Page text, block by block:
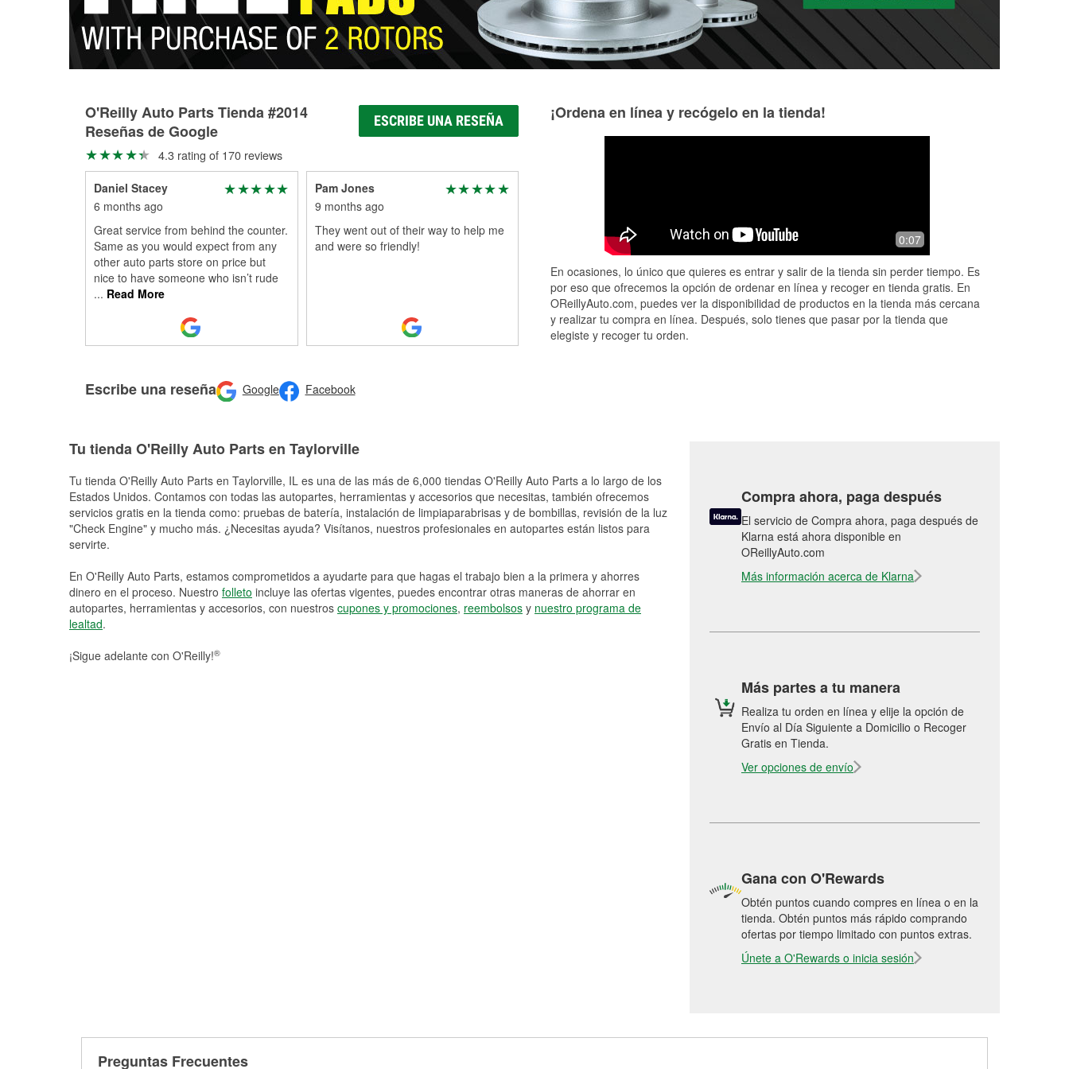
O'Reilly Auto Parts Tienda #2014
Reseñas de Google
ESCRIBE UNA RESEÑA
4.3 rating of 170 reviews
Daniel Stacey
6 months ago
Great service from behind the counter.
Same as you would expect from any
other auto parts store on price but
nice to have someone who isn’t rude
... Read More
Pam Jones
9 months ago
They went out of their way to help me
and were so friendly!
Escribe una reseña Google Facebook
¡Ordena en línea y recógelo en la tienda!
0:07
En ocasiones, lo único que quieres es entrar y salir de la tienda sin perder tiempo. Es
por eso que ofrecemos la opción de ordenar en línea y recoger en tienda gratis. En
OReillyAuto.com, puedes ver la disponibilidad de productos en la tienda más cercana
y realizar tu compra en línea. Después, solo tienes que pasar por la tienda que
elegiste y recoger tu orden.
Tu tienda O'Reilly Auto Parts en Taylorville
Tu tienda O'Reilly Auto Parts en Taylorville, IL es una de las más de 6,000 tiendas O'Reilly Auto Parts a lo largo de los
Estados Unidos. Contamos con todas las autopartes, herramientas y accesorios que necesitas, también ofrecemos
servicios gratis en la tienda como: pruebas de batería, instalación de limpiaparabrisas y de bombillas, revisión de la luz
"Check Engine" y mucho más. ¿Necesitas ayuda? Visítanos, nuestros profesionales en autopartes están listos para
servirte.
En O'Reilly Auto Parts, estamos comprometidos a ayudarte para que hagas el trabajo bien a la primera y ahorres
dinero en el proceso. Nuestro folleto incluye las ofertas vigentes, puedes encontrar otras maneras de ahorrar en
autopartes, herramientas y accesorios, con nuestros cupones y promociones, reembolsos y nuestro programa de
lealtad.
¡Sigue adelante con O'Reilly!®
Compra ahora, paga después
El servicio de Compra ahora, paga después de
Klarna está ahora disponible en
OReillyAuto.com
Más información acerca de Klarna
Más partes a tu manera
Realiza tu orden en línea y elije la opción de
Envío al Día Siguiente a Domicilio o Recoger
Gratis en Tienda.
Ver opciones de envío
Gana con O'Rewards
Obtén puntos cuando compres en línea o en la
tienda. Obtén puntos más rápido comprando
ofertas por tiempo limitado con puntos extras.
Únete a O'Rewards o inicia sesión
Preguntas Frecuentes